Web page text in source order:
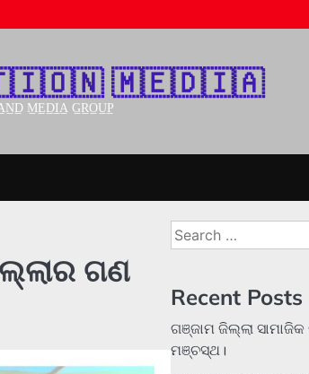
🇲‌🇪‌🇩‌🇮‌🇦‌
M̲E̲D̲I̲A̲ G̲R̲O̲U̲P̲
ଗଣ
Search
for:
Recent Posts
ଗଞ୍ଜାମ ଜିଲ୍ଲା ସାମାଜିକ
ମଞ୍ଚସ୍ଥ।